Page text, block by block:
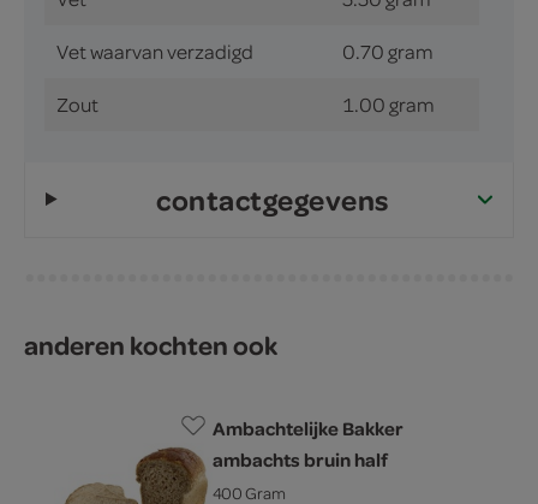
Vet waarvan verzadigd 0.70 gram
Zout 1.00 gram
contactgegevens
anderen kochten ook
Ambachtelijke Bakker
ambachts bruin half
400 Gram